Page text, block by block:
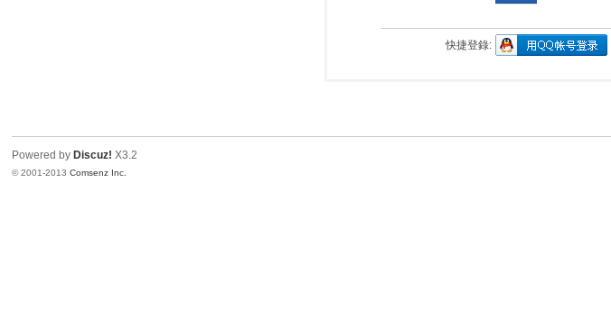
快捷登錄:
Powered by Discuz! X3.2
© 2001-2013Comsenz Inc.